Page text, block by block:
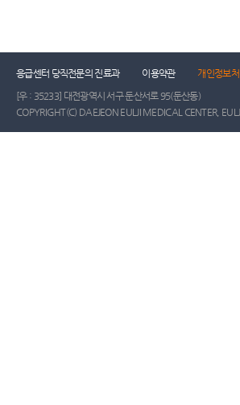
응급센터 당직전문의 진료과 이용약관 개인정보
[우 : 35233] 대전광역시 서구 둔산서로 95(둔산동)
COPYRIGHT(C) DAEJEON EULJI MEDICAL CENTER,